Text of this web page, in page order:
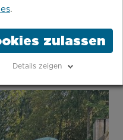
.
zulassen
Details zeigen
Euch mit Tipps